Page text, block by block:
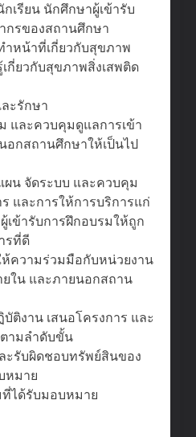
เรียน นักศึกษาผู้เข้ารับ
กรของสถานศึกษา
หน้าที่เกี่ยวกับสุขภาพ
กี่ยวกับสุขภาพสิ่งเสพติด
ะรักษา
และควบคุมดูแลการเข้า
อกสถานศึกษาให้เป็นไป
ผน จัดระบบ และควบคุม
และการให้การบริการแก่
เข้ารับการฝึกอบรมให้ถูก
รที่ดี
ความร่วมมือกับหน่วยงาน
ยใน และภายนอกสถาน
ติงาน เสนอโครงการ และ
ามลำดับขั้น
ะรับผิดชอบทรัพย์สินของ
หมาย
ได้รับมอบหมาย